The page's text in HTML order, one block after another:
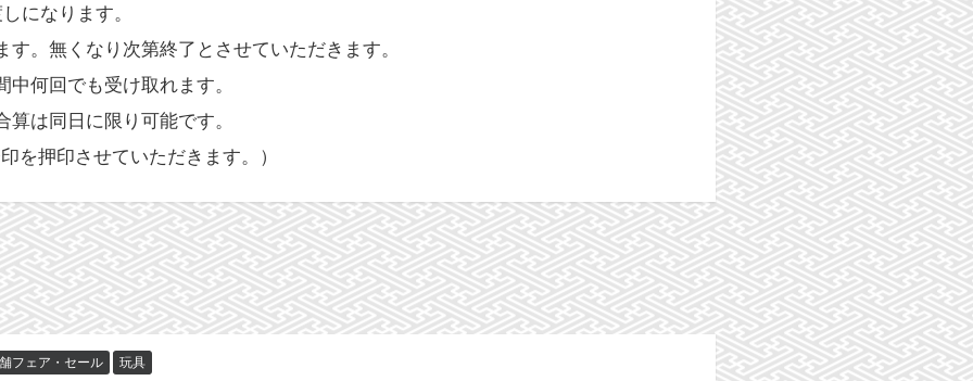
になります。
。無くなり次第終了とさせていただきます。
何回でも受け取れます。
は同日に限り可能です。
を押印させていただきます。）
フェア・セール 玩具